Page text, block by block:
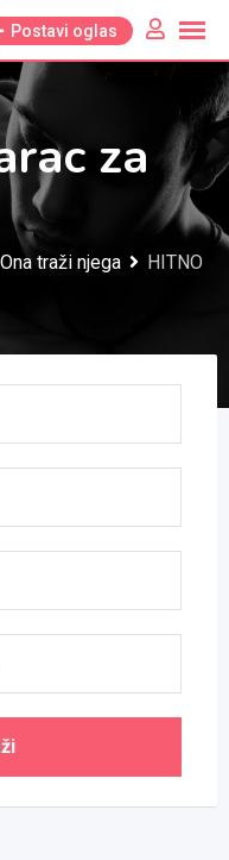
Postavi oglas
za
Ona traži njega
HITNO